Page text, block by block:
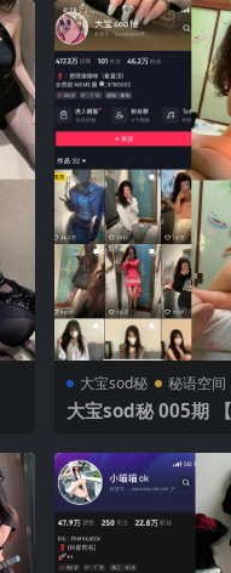
大宝sod秘 秘语空间
大宝sod秘 005期